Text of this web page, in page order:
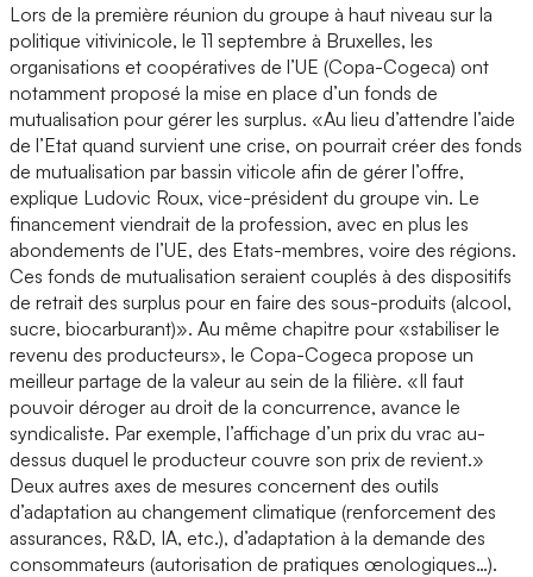
Lors de la première réunion du groupe à haut niveau sur la
politique vitivinicole, le 11 septembre à Bruxelles, les
organisations et coopératives de l’UE (Copa-Cogeca) ont
notamment proposé la mise en place d’un fonds de
mutualisation pour gérer les surplus. «Au lieu d’attendre l’aide
de l’Etat quand survient une crise, on pourrait créer des fonds
de mutualisation par bassin viticole afin de gérer l’offre,
explique Ludovic Roux, vice-président du groupe vin. Le
financement viendrait de la profession, avec en plus les
abondements de l’UE, des Etats-membres, voire des régions.
Ces fonds de mutualisation seraient couplés à des dispositifs
de retrait des surplus pour en faire des sous-produits (alcool,
sucre, biocarburant)». Au même chapitre pour «stabiliser le
revenu des producteurs», le Copa-Cogeca propose un
meilleur partage de la valeur au sein de la filière. «Il faut
pouvoir déroger au droit de la concurrence, avance le
syndicaliste. Par exemple, l’affichage d’un prix du vrac au-
dessus duquel le producteur couvre son prix de revient.»
Deux autres axes de mesures concernent des outils
d’adaptation au changement climatique (renforcement des
assurances, R&D, IA, etc.), d’adaptation à la demande des
consommateurs (autorisation de pratiques œnologiques…).